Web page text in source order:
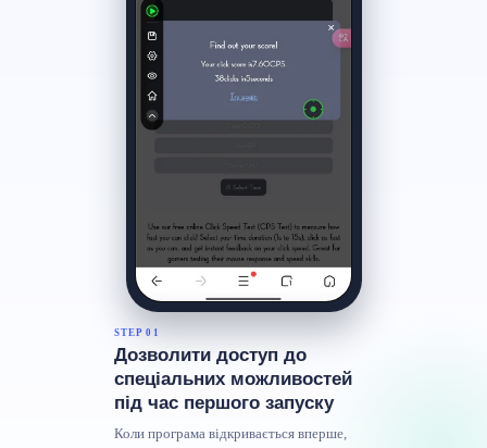
STEP 01
Дозволити доступ до
спеціальних можливостей
під час першого запуску
Коли програма відкривається вперше,